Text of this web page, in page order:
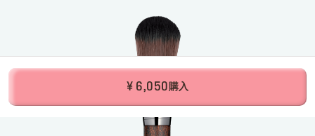
アイ
¥ 6,050購入